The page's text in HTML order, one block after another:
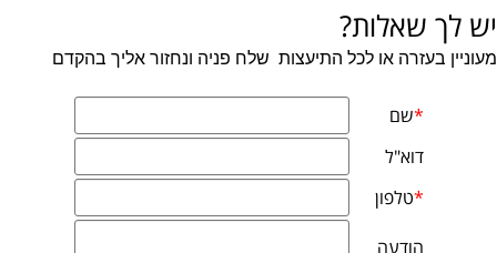
יש לך שאלות?
מעוניין בעזרה או לכל התיעצות שלח פניה ונחזור אליך בהקדם